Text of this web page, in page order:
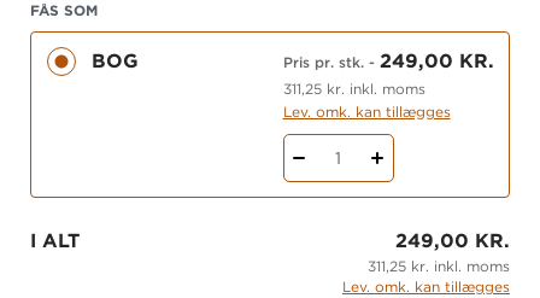
ind i din undervisning, som fx
en kopi, Zoom ind, Fiks fejlen, Trafiklysetog
mange flere.
Bogen er en del af serien LÆRERGNISTER. Læs
mere om serien, og find via UNI-login gratis
FÅS SOM
BOG Pris pr. stk.- 249,00 KR.
311,25 kr. inkl. moms
Lev. omk. kan tillægges
1
I ALT 249,00 KR.
311,25 kr. inkl. moms
Lev. omk. kan tillægges